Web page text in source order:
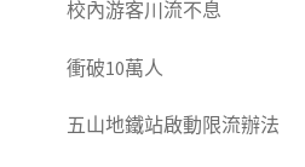
校內游客川流不息
衝破10萬人
五山地鐵站啟動限流辦法